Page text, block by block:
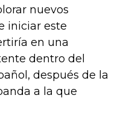
nuevos
iniciar este
en una
dentro del
después de la
a la que